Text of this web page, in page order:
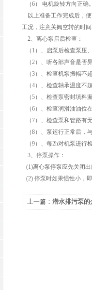
（6） 电机旋转方向正确
以上准备工作完成后，便
工况，注意关阀空转的时
2、离心泵启后检查：
（1）、启泵后检查泵压
（2）、听各部声音是否
（3）、检查机泵振幅不
（4）、检查轴承温度不
（5）、检查泵密封填料
（6）、检查润滑油油
（7）、检查泵和管路有
（8）、泵运行正常后，
（9）、每2h对机泵进行
3、停泵操作：
(1)离心泵停泵应先关闭
(2) 停泵时如果惯性小，
上一篇： 潜水排污泵的